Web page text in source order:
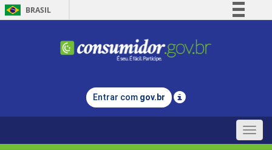
BRASIL
Comunica BR
Legislação
Entrar com gov.br
Toggle